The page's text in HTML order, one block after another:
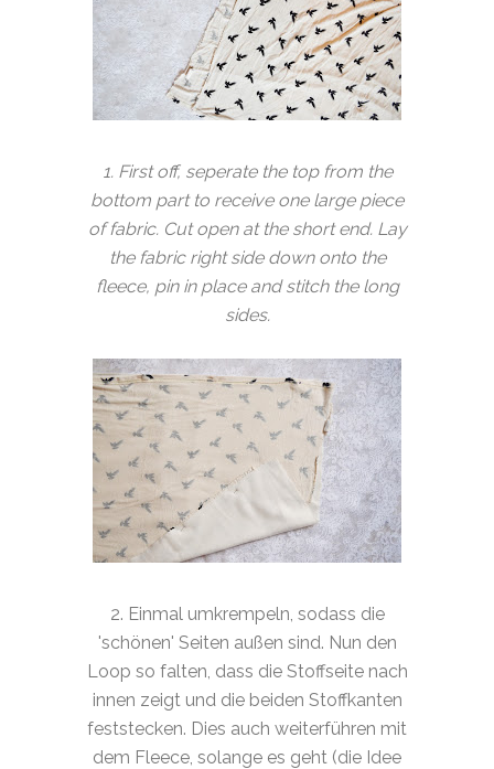
1. First off, seperate the top from the
bottom part to receive one large piece
of fabric. Cut open at the short end. Lay
the fabric right side down onto the
fleece, pin in place and stitch the long
sides.
2. Einmal umkrempeln, sodass die
'schönen' Seiten außen sind. Nun den
Loop so falten, dass die Stoffseite nach
innen zeigt und die beiden Stoffkanten
feststecken. Dies auch weiterführen mit
dem Fleece, solange es geht (die Idee